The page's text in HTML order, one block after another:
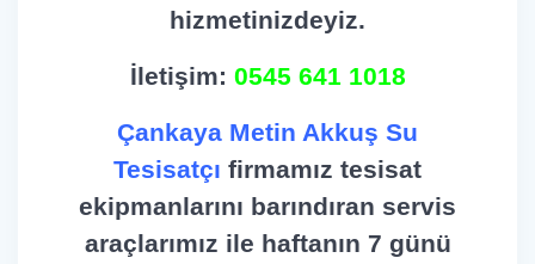
hizmetinizdeyiz.
İletişim: 0545 641 1018
Çankaya Metin Akkuş Su
Tesisatçı firmamız tesisat
ekipmanlarını barındıran servis
araçlarımız ile haftanın 7 günü